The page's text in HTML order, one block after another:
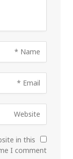
in this
I comment.